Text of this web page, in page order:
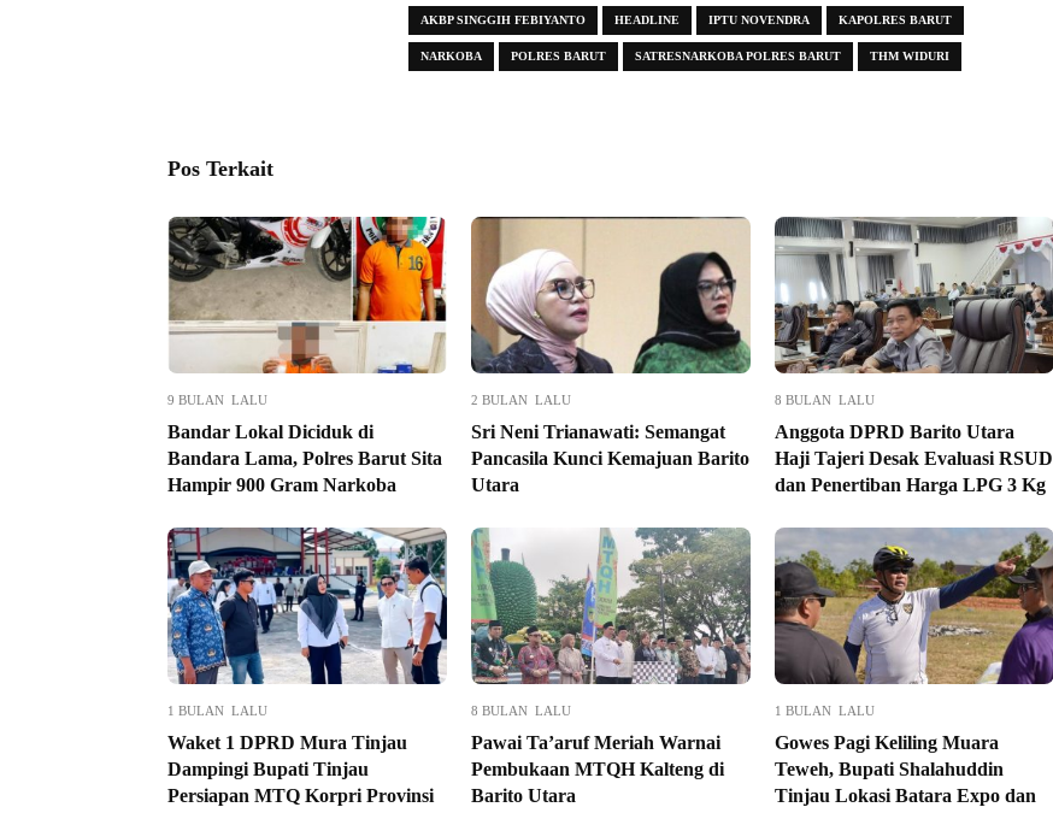
AKBP SINGGIH FEBIYANTO HEADLINE IPTU NOVENDRA KAPOLRES BARUT
NARKOBA POLRES BARUT SATRESNARKOBA POLRES BARUT THM WIDURI
Pos Terkait
9 BULAN LALU
Bandar Lokal Diciduk di
Bandara Lama, Polres Barut Sita
Hampir 900 Gram Narkoba
2 BULAN LALU
Sri Neni Trianawati: Semangat
Pancasila Kunci Kemajuan Barito
Utara
8 BULAN LALU
Anggota DPRD Barito Utara
Haji Tajeri Desak Evaluasi RSUD
dan Penertiban Harga LPG 3 Kg
1 BULAN LALU
Waket 1 DPRD Mura Tinjau
Dampingi Bupati Tinjau
Persiapan MTQ Korpri Provinsi
8 BULAN LALU
Pawai Ta’aruf Meriah Warnai
Pembukaan MTQH Kalteng di
Barito Utara
1 BULAN LALU
Gowes Pagi Keliling Muara
Teweh, Bupati Shalahuddin
Tinjau Lokasi Batara Expo dan